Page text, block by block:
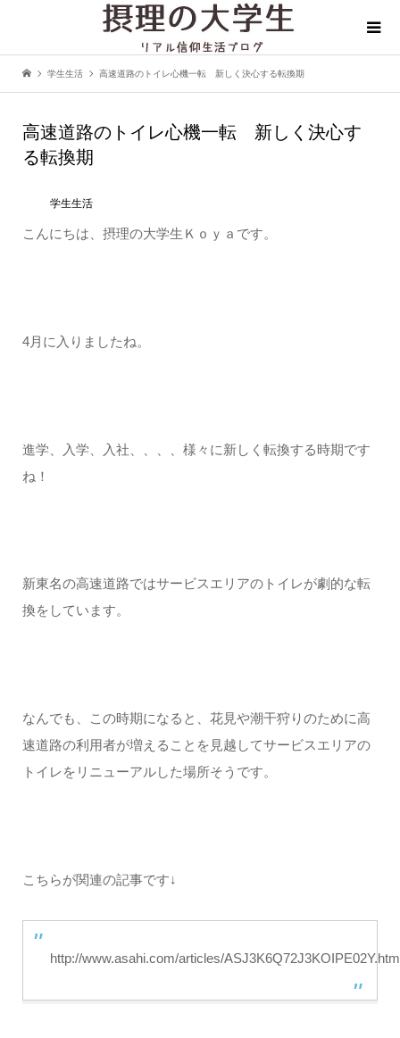
学生生活 高速道路のトイレ心機一転 新しく決心する転換期
高速道路のトイレ心機一転 新しく決心す
る転換期
学生生活
こんにちは、摂理の大学生Ｋｏｙａです。
4月に入りましたね。
進学、入学、入社、、、、様々に新しく転換する時期です
ね！
新東名の高速道路ではサービスエリアのトイレが劇的な転
換をしています。
なんでも、この時期になると、花見や潮干狩りのために高
速道路の利用者が増えることを見越してサービスエリアの
トイレをリニューアルした場所そうです。
こちらが関連の記事です↓
http://www.asahi.com/articles/